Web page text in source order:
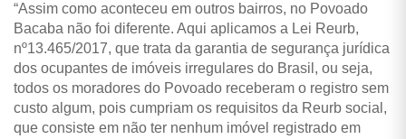
“Assim como aconteceu em outros bairros, no Povoado
Bacaba não foi diferente. Aqui aplicamos a Lei Reurb,
nº13.465/2017, que trata da garantia de segurança jurídica
dos ocupantes de imóveis irregulares do Brasil, ou seja,
todos os moradores do Povoado receberam o registro sem
custo algum, pois cumpriam os requisitos da Reurb social,
que consiste em não ter nenhum imóvel registrado em